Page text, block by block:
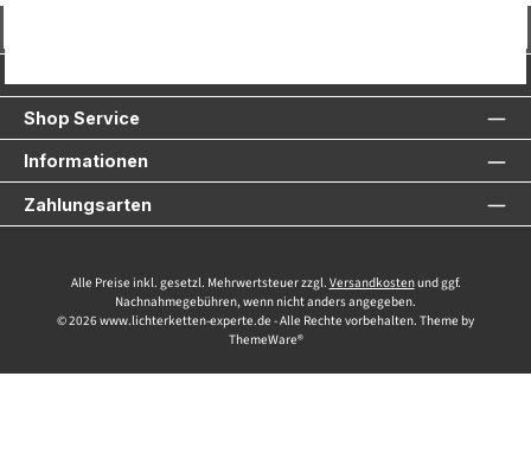
Shop Service
Informationen
Zahlungsarten
Alle Preise inkl. gesetzl. Mehrwertsteuer zzgl. Versandkostenund ggf.
Nachnahmegebühren, wenn nicht anders angegeben.
© 2026 www.lichterketten-experte.de - Alle Rechte vorbehalten. Theme by
ThemeWare®